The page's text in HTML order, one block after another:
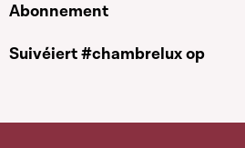
Abonnement
Suivéiert #chambrelux op